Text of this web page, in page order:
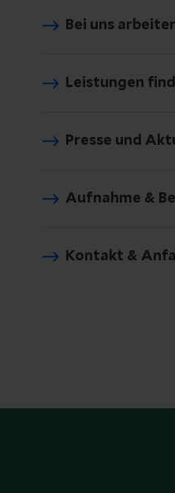
Bei uns
Leistungen
Presse und
Aufnahme &
Kontakt &